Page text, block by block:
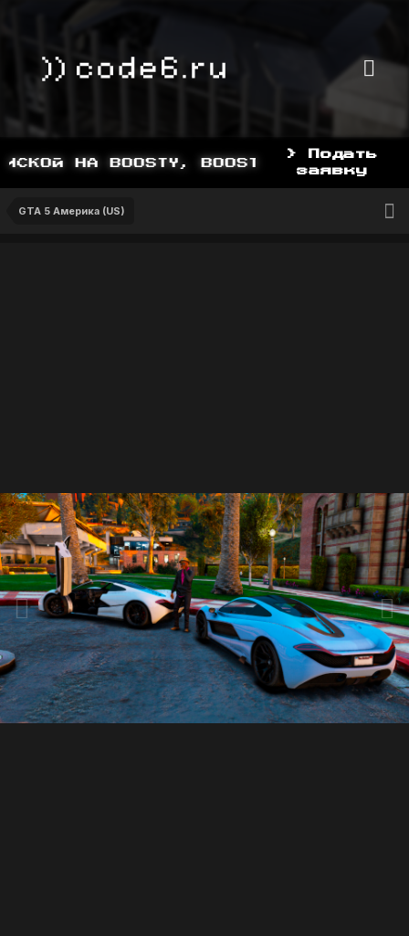
НА BOOSTY, BOOSTY.TO/YDDY
> Подать
заявку
GTA 5 Америка (US)